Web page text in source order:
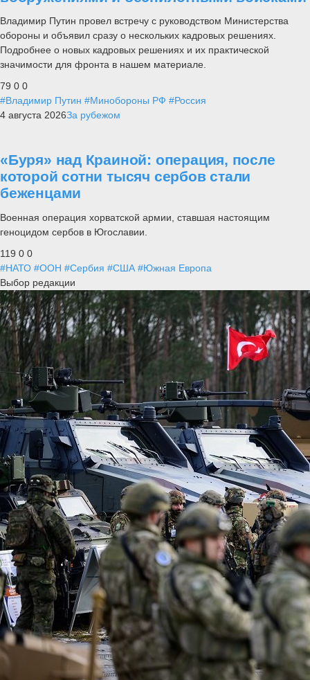
Владимир Путин провел встречу с руководством Министерства
обороны и объявил сразу о нескольких кадровых решениях.
Подробнее о новых кадровых решениях и их практической
значимости для фронта в нашем материале.
79 0 0
#Владимир Путин #Минобороны РФ #Россия
4 августа 2026За рубежом
«Буря» над Краиной: операция, после
которой сотни тысяч сербов стали
беженцами
Военная операция хорватской армии, ставшая настоящим
геноцидом сербов в Югославии.
119 0 0
#НАТО #ООН #Сербия #США #Южная Европа
Выбор редакции